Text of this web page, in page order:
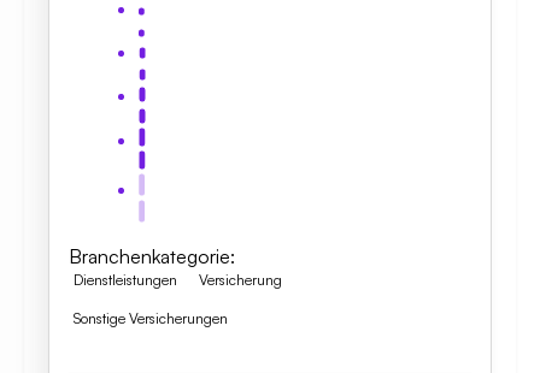
Branchenkategorie:
Dienstleistungen Versicherung
Sonstige Versicherungen